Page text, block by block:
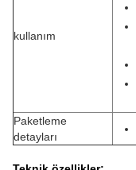
kullanım
Paketleme
detayları